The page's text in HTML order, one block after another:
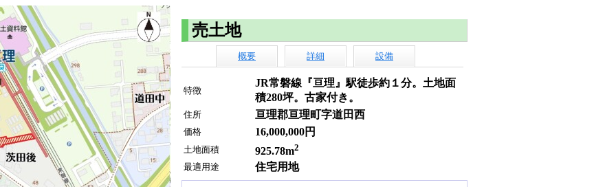
売土地
概要 詳細 設備
特徴
JR常磐線『亘理』駅徒歩約１分。土地面
積280坪。古家付き。
住所 亘理郡亘理町字道田西
価格 16,000,000円
土地面積 925.78m2
最適用途
住宅用地